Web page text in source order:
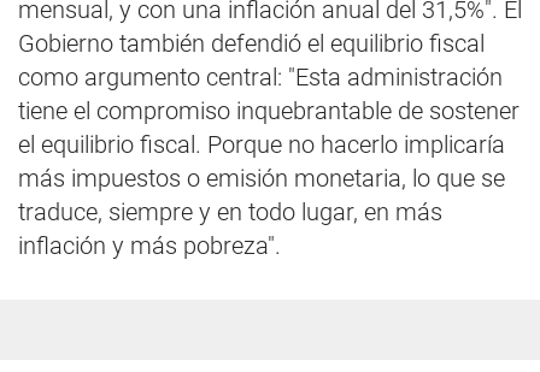
mensual, y con una inflación anual del 31,5%". El
Gobierno también defendió el equilibrio fiscal
como argumento central: "Esta administración
tiene el compromiso inquebrantable de sostener
el equilibrio fiscal. Porque no hacerlo implicaría
más impuestos o emisión monetaria, lo que se
traduce, siempre y en todo lugar, en más
inflación y más pobreza".